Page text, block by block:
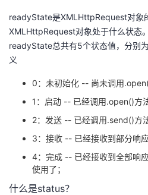
readyState是XMLHttpRequest对象
XMLHttpRequest对象处于什么状态。
readyState总共有5个状态值，分别
义
0：未初始化 -- 尚未调用
1：启动 -- 已经调用.open()方
2：发送 -- 已经调用.send()方
3：接收 -- 已经接收到部分响应
4：完成 -- 已经接收到全部响
使用了；
什么是status？